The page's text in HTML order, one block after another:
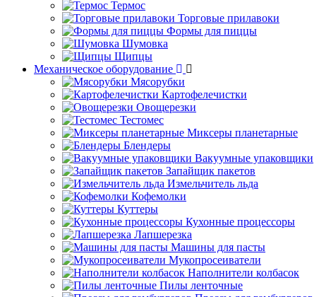
Термос
Торговые прилавоки
Формы для пиццы
Шумовка
Щипцы
Механическое оборудование
Мясорубки
Картофелечистки
Овощерезки
Тестомес
Миксеры планетарные
Блендеры
Вакуумные упаковщики
Запайщик пакетов
Измельчитель льда
Кофемолки
Куттеры
Кухонные процессоры
Лапшерезка
Машины для пасты
Мукопросеиватели
Наполнители колбасок
Пилы ленточные